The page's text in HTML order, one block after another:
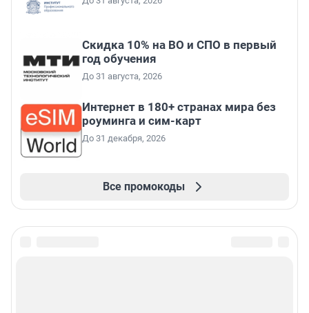
Скидка 10% на ВО и СПО в первый
год обучения
До 31 августа, 2026
Интернет в 180+ странах мира без
роуминга и сим-карт
До 31 декабря, 2026
Все промокоды